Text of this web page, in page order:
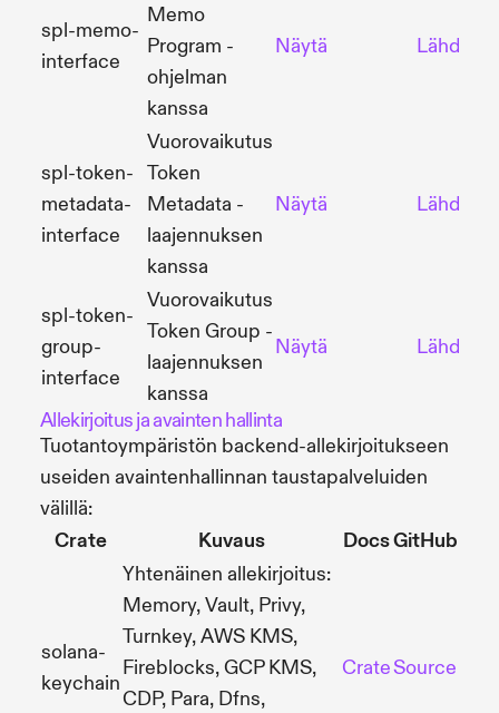
spl-memo-
interface
Memo
Program -
ohjelman
kanssa
Näytä
spl-token-
metadata-
interface
Vuorovaikutus
Token
Metadata -
laajennuksen
kanssa
Näytä
spl-token-
group-
interface
Vuorovaikutus
Token Group -
laajennuksen
kanssa
Näytä
Allekirjoitus ja avainten hallinta
Tuotantoympäristön backend-allekirjoitukseen
useiden avaintenhallinnan taustapalveluiden
välillä:
Crate
Kuvaus DocsGitHub
solana-
keychain
Yhtenäinen allekirjoitus:
Memory, Vault, Privy,
Turnkey, AWS KMS,
Fireblocks, GCP KMS,
CDP, Para, Dfns,
CrateSource